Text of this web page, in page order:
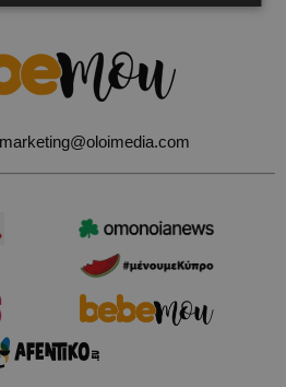
marketing@oloimedia.com